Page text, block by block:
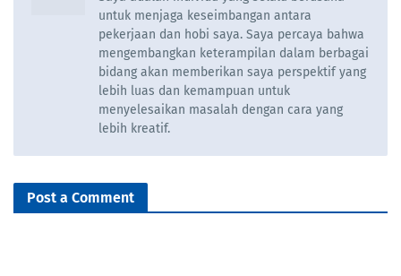
untuk menjaga keseimbangan antara
pekerjaan dan hobi saya. Saya percaya bahwa
mengembangkan keterampilan dalam berbagai
bidang akan memberikan saya perspektif yang
lebih luas dan kemampuan untuk
menyelesaikan masalah dengan cara yang
lebih kreatif.
Post a Comment